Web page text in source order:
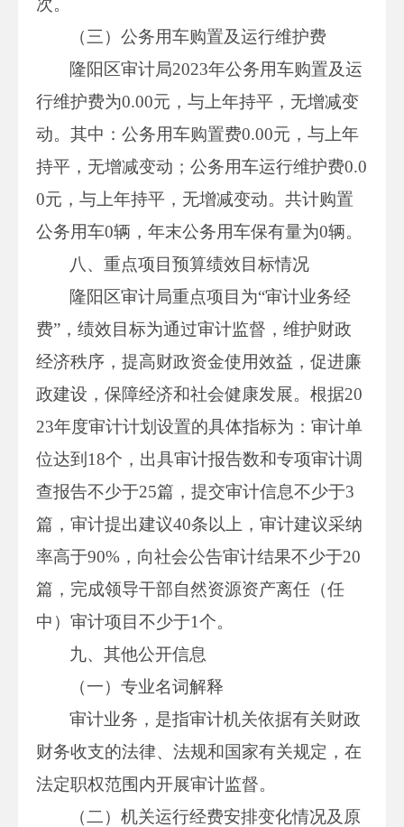
次。
（三）公务用车购置及运行维护费
隆阳区审计局2023年公务用车购置及运
行维护费为0.00元，与上年持平，无增减变
动。其中：公务用车购置费0.00元，与上年
持平，无增减变动；公务用车运行维护费0.0
0元，与上年持平，无增减变动。共计购置
公务用车0辆，年末公务用车保有量为0辆。
八、重点项目预算绩效目标情况
隆阳区审计局重点项目为“审计业务经
费”，绩效目标为通过审计监督，维护财政
经济秩序，提高财政资金使用效益，促进廉
政建设，保障经济和社会健康发展。根据20
23年度审计计划设置的具体指标为：审计单
位达到18个，出具审计报告数和专项审计调
查报告不少于25篇，提交审计信息不少于3
篇，审计提出建议40条以上，审计建议采纳
率高于90%，向社会公告审计结果不少于20
篇，完成领导干部自然资源资产离任（任
中）审计项目不少于1个。
九、其他公开信息
（一）专业名词解释
审计业务，是指审计机关依据有关财政
财务收支的法律、法规和国家有关规定，在
法定职权范围内开展审计监督。
（二）机关运行经费安排变化情况及原